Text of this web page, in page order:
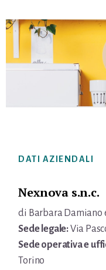
DATI AZIENDALI
Nexnova s.n.c.
di Barbara Damiano
Sede legale:Via
Sede operativa e
Torino